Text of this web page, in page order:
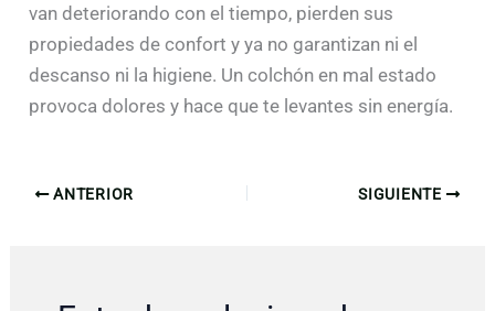
van deteriorando con el tiempo, pierden sus
propiedades de confort y ya no garantizan ni el
descanso ni la higiene. Un colchón en mal estado
provoca dolores y hace que te levantes sin energía.
ANTERIOR SIGUIENTE